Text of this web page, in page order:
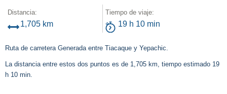
Distancia:
1,705 km
Tiempo de viaje:
19 h 10 min
Ruta de carretera Generada entre Tiacaque y Yepachic.
La distancia entre estos dos puntos es de 1,705 km, tiempo estimado 19
h 10 min.